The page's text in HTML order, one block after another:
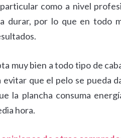
como a nivel
durar, por lo que en todo
muy bien a todo tipo de
que el pelo se pueda
la plancha consuma
hora.